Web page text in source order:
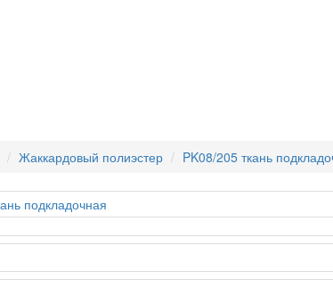
Жаккардовый полиэстер PK08/205 ткань